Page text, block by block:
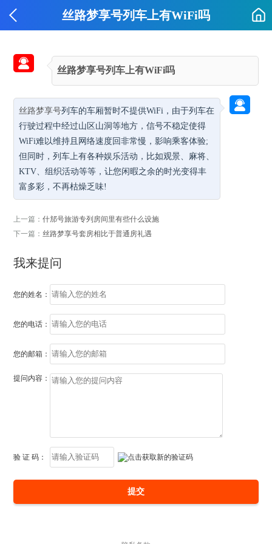
丝路梦享号列车上有WiFi吗

丝路梦享号列车上有WiFi吗
丝路梦享号列车的车厢暂时不提供WiFi，由于列车在
行驶过程中经过山区山洞等地方，信号不稳定使得
WiFi难以维持且网络速度回非常慢，影响乘客体验;
但同时，列车上有各种娱乐活动，比如观景、麻将、
KTV、组织活动等等，让您闲暇之余的时光变得丰
富多彩，不再枯燥乏味!

上一篇：什邡号旅游专列房间里有些什么设施
下一篇：丝路梦享号套房相比于普通房礼遇
我来提问
您的姓名：
您的电话：
您的邮箱：
提问内容：
验 证 码：
提交